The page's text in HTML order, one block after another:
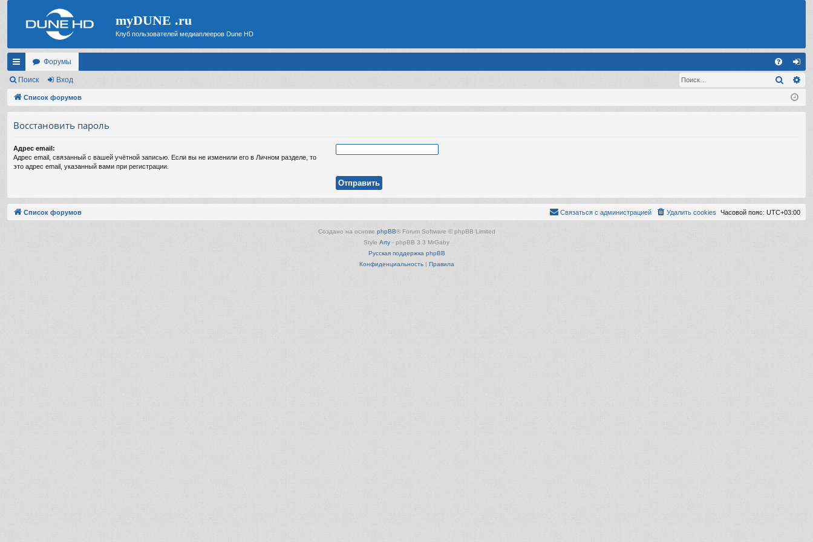
myDUNE .ru
Клуб пользователей медиаплееров Dune HD
с
ы
Форумы
FA хо
д
Поиск Вход Поиск
Список форумов
Восстановить пароль
Адрес email:
Адрес email, связанный с вашей учётной записью. Если вы не изменили его в Личном разделе, то
это адрес email, указанный вами при регистрации.
Список форумов Часовой пояс: UTC+03:00
Удалить cookies
Связаться с администрацией
Создано на основе phpBB® Forum Software © phpBB Limited
Style Arty - phpBB 3.3 MrGaby
Русская поддержка phpBB
Конфиденциальность| Правила